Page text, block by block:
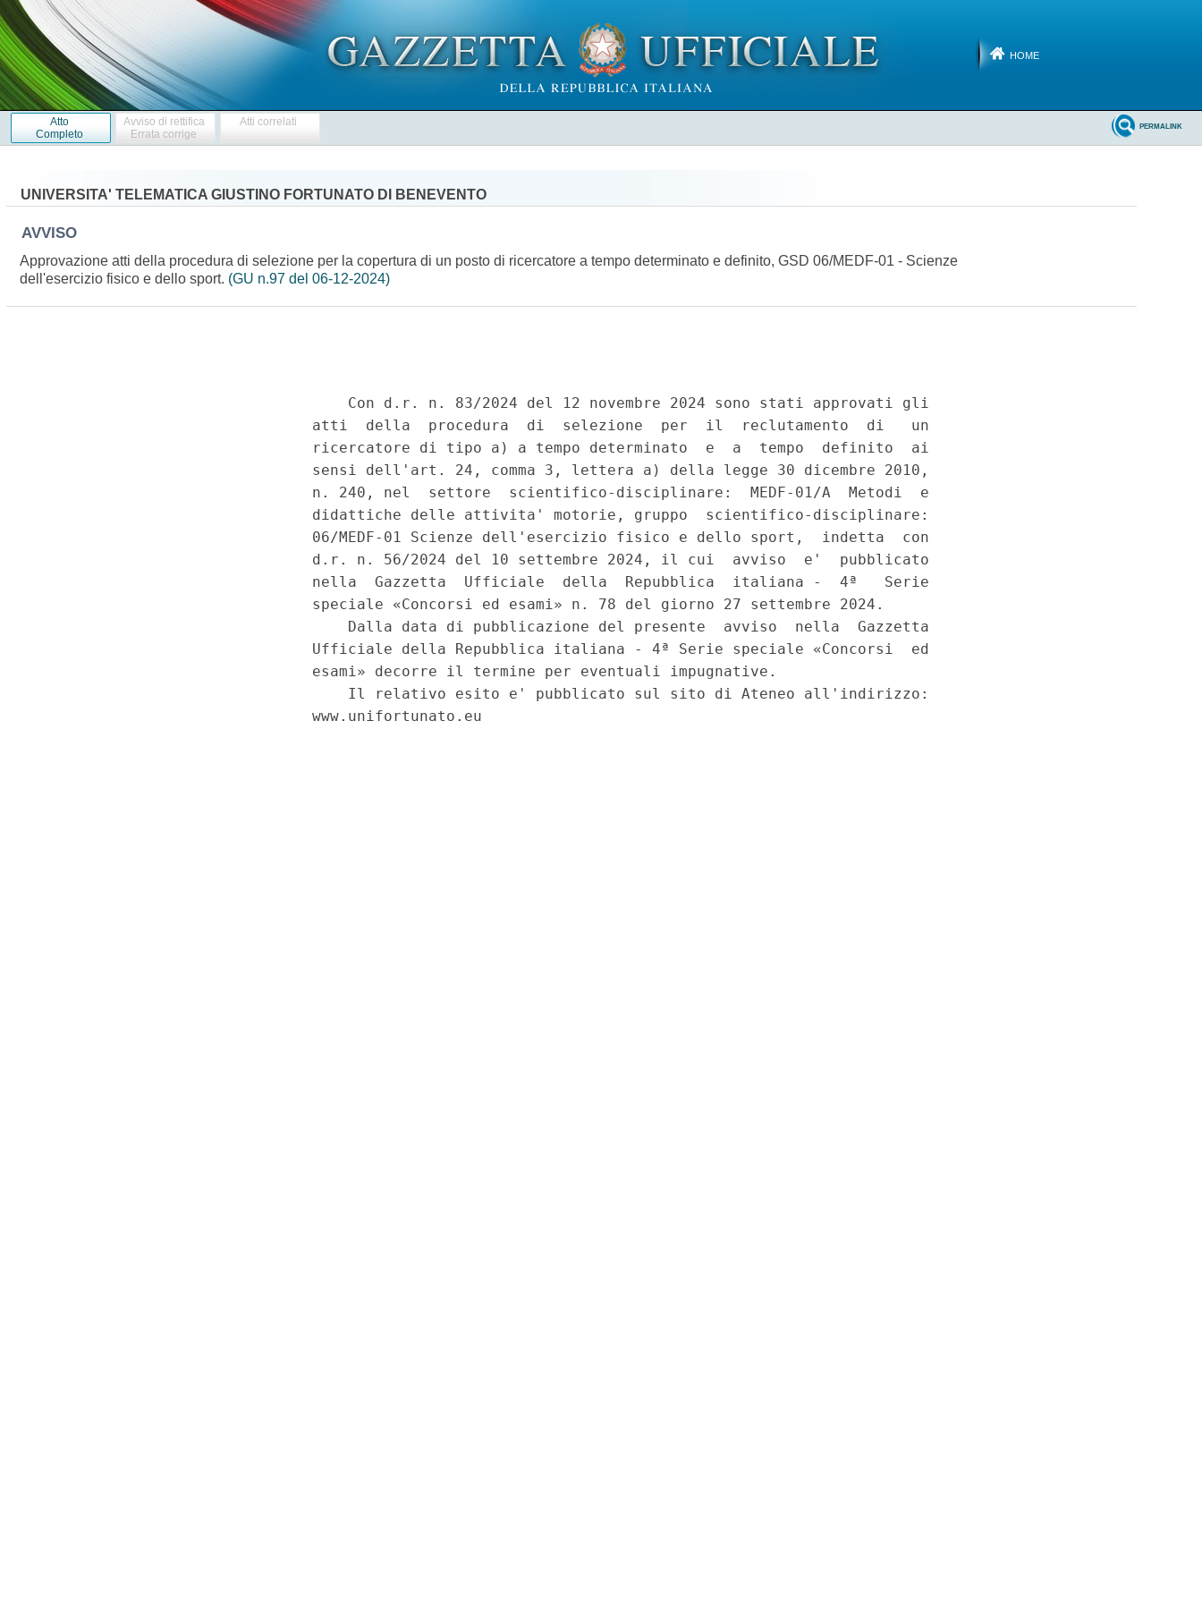
HOME
Atto
Completo
Avviso di rettifica
Errata corrige
Atti correlati PERMALINK
UNIVERSITA' TELEMATICA GIUSTINO FORTUNATO DI BENEVENTO
AVVISO
Approvazione atti della procedura di selezione per la copertura di un posto di ricercatore a tempo determinato e definito, GSD 06/MEDF-01 - Scienze
dell'esercizio fisico e dello sport. (GU n.97 del 06-12-2024)